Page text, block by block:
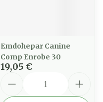
Emdohepar Canine
Comp Enrobe 30
19,05 €